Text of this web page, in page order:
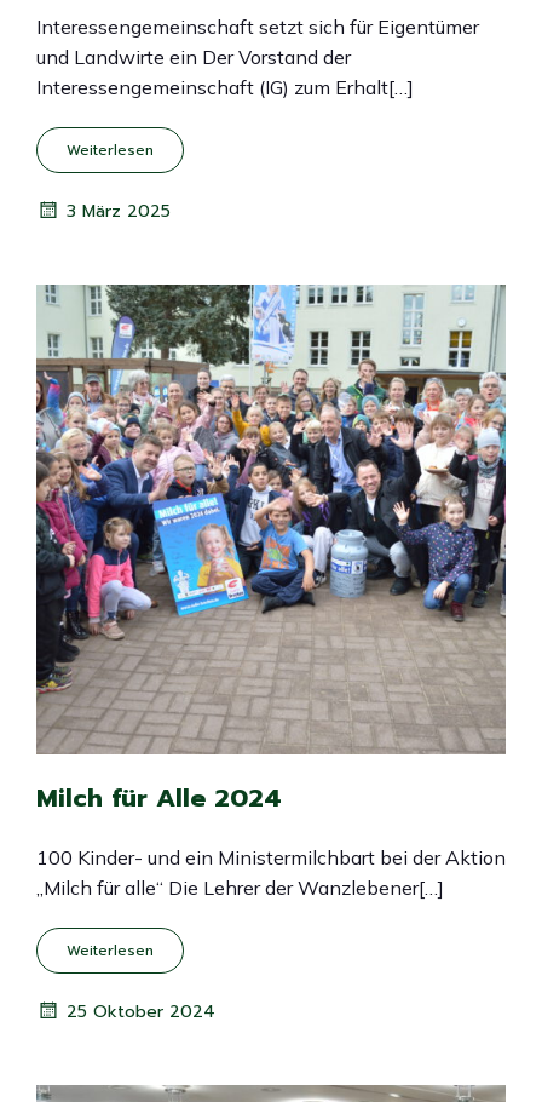
Interessengemeinschaft setzt sich für Eigentümer
und Landwirte ein Der Vorstand der
Interessengemeinschaft (IG) zum Erhalt[…]
Weiterlesen
3 März 2025
Milch für Alle 2024
100 Kinder- und ein Ministermilchbart bei der Aktion
„Milch für alle“ Die Lehrer der Wanzlebener[…]
Weiterlesen
25 Oktober 2024